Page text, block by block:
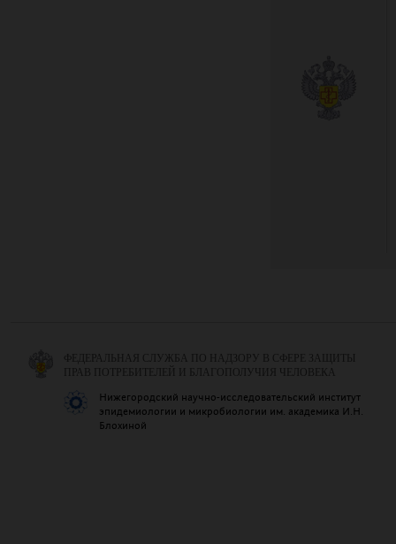
ФЕДЕРАЛЬНАЯ СЛУЖБА ПО НАДЗОРУ В СФЕРЕ ЗАЩИТЫ
ПРАВ ПОТРЕБИТЕЛЕЙ И БЛАГОПОЛУЧИЯ ЧЕЛОВЕКА
Нижегородский научно-исследовательский институт
эпидемиологии и микробиологии им. академика И.Н.
Блохиной